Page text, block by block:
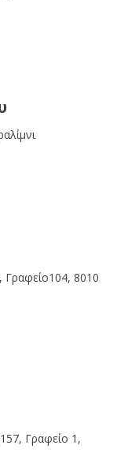
8010
Γραφείο 1,